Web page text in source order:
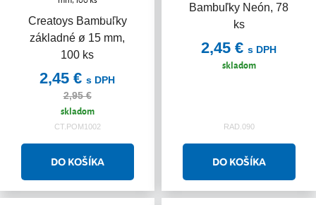
Creatoys Bambuľky
základné ø 15 mm,
100 ks
Akcia
2,45 € s DPH
2,95 €
skladom
CT.POM1002
Bambuľky Neón, 78
ks
2,45 € s DPH
skladom
RAD.090